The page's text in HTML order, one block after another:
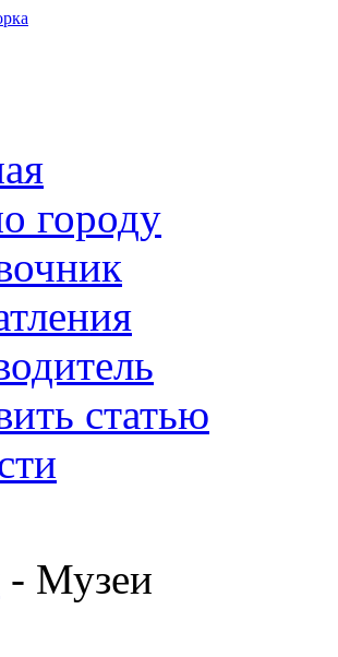
городу
статью
- Музеи